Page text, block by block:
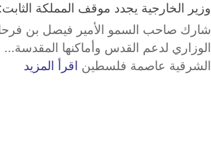
وزير الخارجية يجدد موقف المملكة
شارك صاحب السمو الأمير فيصل بن فرحان
الوزاري لدعم القدس وأماكنها
الشرقية عاصمة فلسطين اقرأ المزيد